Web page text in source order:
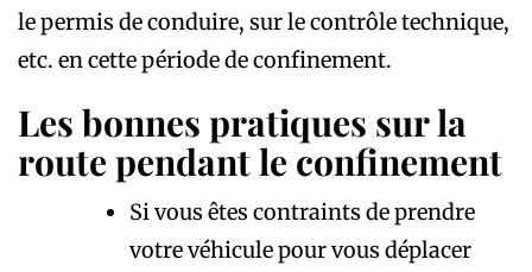
le permis de conduire, sur le contrôle technique,
etc. en cette période de confinement.
Les bonnes pratiques sur la
route pendant le confinement
Si vous êtes contraints de prendre
votre véhicule pour vous déplacer